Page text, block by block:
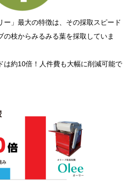
ー」最大の特徴は、その採取スピード
の枝からみるみる葉を採取していま
は約10倍！人件費も大幅に削減可能で